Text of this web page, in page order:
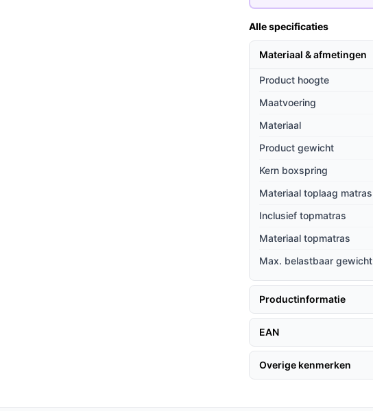
Alle specificaties
Materiaal & afmetingen
Product hoogte
Maatvoering
Materiaal
Product gewicht
Kern boxspring
Materiaal toplaag matras
Inclusief topmatras
Materiaal topmatras
Max. belastbaar gewicht
Productinformatie
EAN
Overige kenmerken